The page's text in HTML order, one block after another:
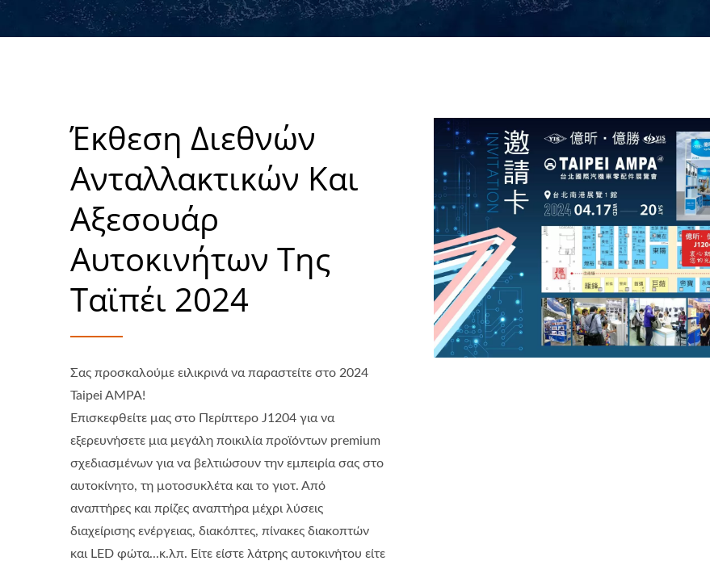
Έκθεση Διεθνών
Ανταλλακτικών Και
Αξεσουάρ
Αυτοκινήτων Της
Ταϊπέι 2024
Σας προσκαλούμε ειλικρινά να παραστείτε στο 2024
Taipei AMPA!
Επισκεφθείτε μας στο Περίπτερο J1204 για να
εξερευνήσετε μια μεγάλη ποικιλία προϊόντων premium
σχεδιασμένων για να βελτιώσουν την εμπειρία σας στο
αυτοκίνητο, τη μοτοσυκλέτα και το γιοτ. Από
αναπτήρες και πρίζες αναπτήρα μέχρι λύσεις
διαχείρισης ενέργειας, διακόπτες, πίνακες διακοπτών
και LED φώτα...κ.λπ. Είτε είστε λάτρης αυτοκινήτου είτε
Σειρά Κεντρικών Διακοπτών
Μπαταρίας
Σειρά Υποδοχών Φορτιστή